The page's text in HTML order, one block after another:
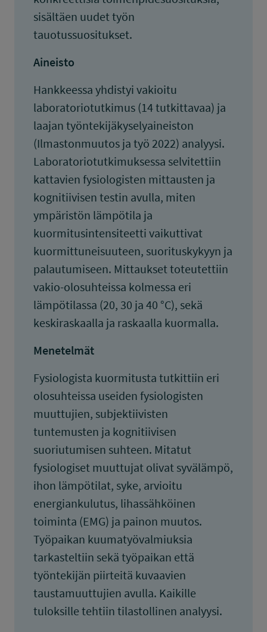
sisältäen uudet työn
tauotussuositukset.
Aineisto
Hankkeessa yhdistyi vakioitu
laboratoriotutkimus (14 tutkittavaa) ja
laajan työntekijäkyselyaineiston
(Ilmastonmuutos ja työ 2022) analyysi.
Laboratoriotutkimuksessa selvitettiin
kattavien fysiologisten mittausten ja
kognitiivisen testin avulla, miten
ympäristön lämpötila ja
kuormitusintensiteetti vaikuttivat
kuormittuneisuuteen, suorituskykyyn ja
palautumiseen. Mittaukset toteutettiin
vakio-olosuhteissa kolmessa eri
lämpötilassa (20, 30 ja 40 °C), sekä
keskiraskaalla ja raskaalla kuormalla.
Menetelmät
Fysiologista kuormitusta tutkittiin eri
olosuhteissa useiden fysiologisten
muuttujien, subjektiivisten
tuntemusten ja kognitiivisen
suoriutumisen suhteen. Mitatut
fysiologiset muuttujat olivat syvälämpö,
ihon lämpötilat, syke, arvioitu
energiankulutus, lihassähköinen
toiminta (EMG) ja painon muutos.
Työpaikan kuumatyövalmiuksia
tarkasteltiin sekä työpaikan että
työntekijän piirteitä kuvaavien
taustamuuttujien avulla. Kaikille
tuloksille tehtiin tilastollinen analyysi.